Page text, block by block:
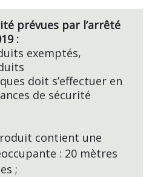
prévues par l’arrêté
:
exemptés,
doit s’effectuer en
de sécurité
contient une
: 20 mètres
;